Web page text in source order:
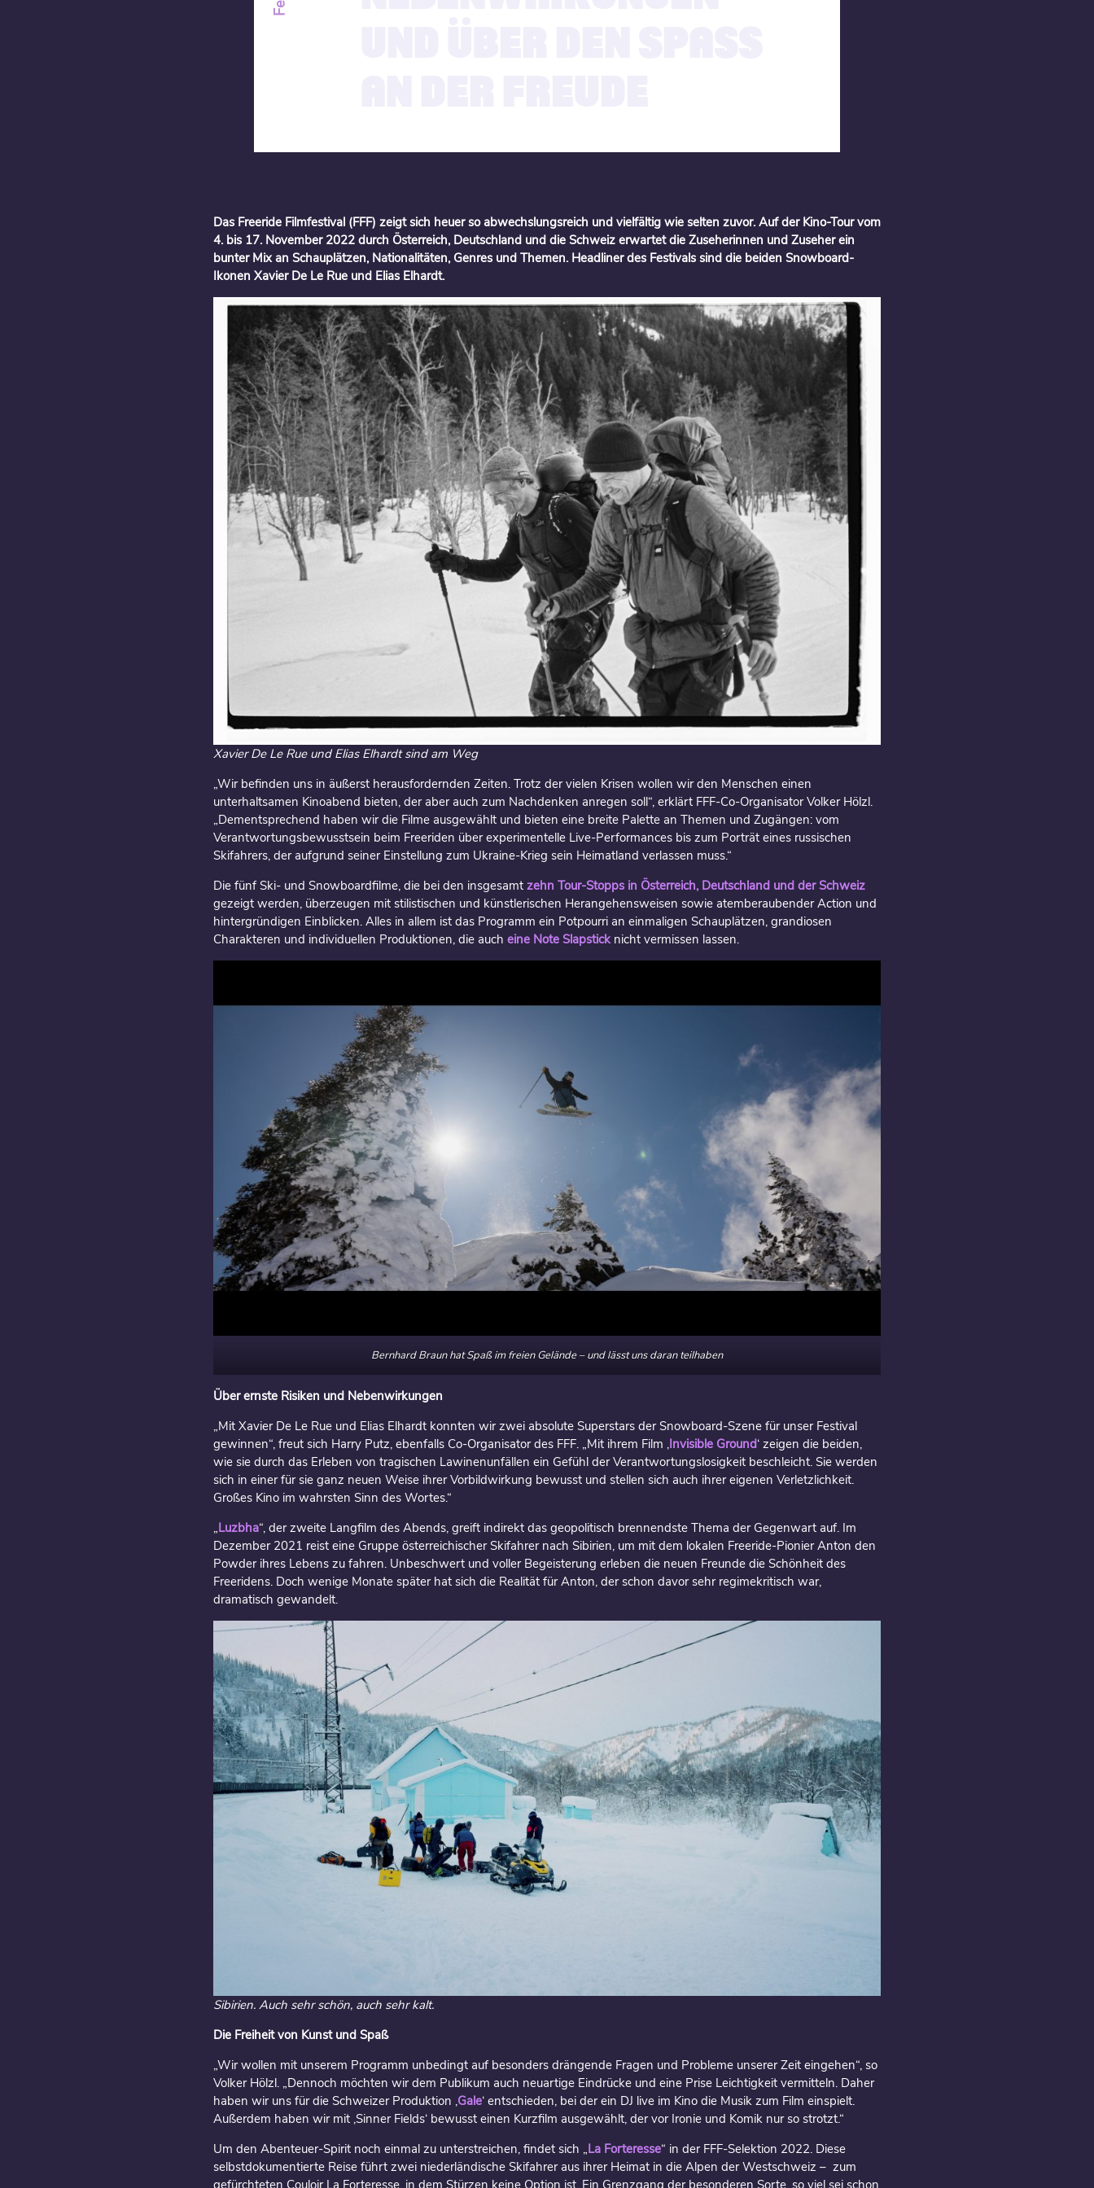
Das Freeride Filmfestival (FFF) zeigt sich heuer so abwechslungsreich und vielfältig wie selten zuvor. Auf der Kino-Tour vom
4. bis 17. November 2022 durch Österreich, Deutschland und die Schweiz erwartet die Zuseherinnen und Zuseher ein
bunter Mix an Schauplätzen, Nationalitäten, Genres und Themen. Headliner des Festivals sind die beiden Snowboard-
Ikonen Xavier De Le Rue und Elias Elhardt.
Xavier De Le Rue und Elias Elhardt sind am Weg
„Wir befinden uns in äußerst herausfordernden Zeiten. Trotz der vielen Krisen wollen wir den Menschen einen
unterhaltsamen Kinoabend bieten, der aber auch zum Nachdenken anregen soll“, erklärt FFF-Co-Organisator Volker Hölzl.
„Dementsprechend haben wir die Filme ausgewählt und bieten eine breite Palette an Themen und Zugängen: vom
Verantwortungsbewusstsein beim Freeriden über experimentelle Live-Performances bis zum Porträt eines russischen
Skifahrers, der aufgrund seiner Einstellung zum Ukraine-Krieg sein Heimatland verlassen muss.“
Die fünf Ski- und Snowboardfilme, die bei den insgesamt zehn Tour-Stopps in Österreich, Deutschland und der Schweiz
gezeigt werden, überzeugen mit stilistischen und künstlerischen Herangehensweisen sowie atemberaubender Action und
hintergründigen Einblicken. Alles in allem ist das Programm ein Potpourri an einmaligen Schauplätzen, grandiosen
Charakteren und individuellen Produktionen, die auch eine Note Slapsticknicht vermissen lassen.
Bernhard Braun hat Spaß im freien Gelände – und lässt uns daran teilhaben
Über ernste Risiken und Nebenwirkungen
„Mit Xavier De Le Rue und Elias Elhardt konnten wir zwei absolute Superstars der Snowboard-Szene für unser Festival
gewinnen“, freut sich Harry Putz, ebenfalls Co-Organisator des FFF. „Mit ihrem Film ‚Invisible Ground‘ zeigen die beiden,
wie sie durch das Erleben von tragischen Lawinenunfällen ein Gefühl der Verantwortungslosigkeit beschleicht. Sie werden
sich in einer für sie ganz neuen Weise ihrer Vorbildwirkung bewusst und stellen sich auch ihrer eigenen Verletzlichkeit.
Großes Kino im wahrsten Sinn des Wortes.“
„Luzbha“, der zweite Langfilm des Abends, greift indirekt das geopolitisch brennendste Thema der Gegenwart auf. Im
Dezember 2021 reist eine Gruppe österreichischer Skifahrer nach Sibirien, um mit dem lokalen Freeride-Pionier Anton den
Powder ihres Lebens zu fahren. Unbeschwert und voller Begeisterung erleben die neuen Freunde die Schönheit des
Freeridens. Doch wenige Monate später hat sich die Realität für Anton, der schon davor sehr regimekritisch war,
dramatisch gewandelt.
Sibirien. Auch sehr schön, auch sehr kalt.
Die Freiheit von Kunst und Spaß
„Wir wollen mit unserem Programm unbedingt auf besonders drängende Fragen und Probleme unserer Zeit eingehen“, so
Volker Hölzl. „Dennoch möchten wir dem Publikum auch neuartige Eindrücke und eine Prise Leichtigkeit vermitteln. Daher
haben wir uns für die Schweizer Produktion ‚Gale‘ entschieden, bei der ein DJ live im Kino die Musik zum Film einspielt.
Außerdem haben wir mit ‚Sinner Fields‘ bewusst einen Kurzfilm ausgewählt, der vor Ironie und Komik nur so strotzt.“
Um den Abenteuer-Spirit noch einmal zu unterstreichen, findet sich „La Forteresse“ in der FFF-Selektion 2022. Diese
selbstdokumentierte Reise führt zwei niederländische Skifahrer aus ihrer Heimat in die Alpen der Westschweiz – zum